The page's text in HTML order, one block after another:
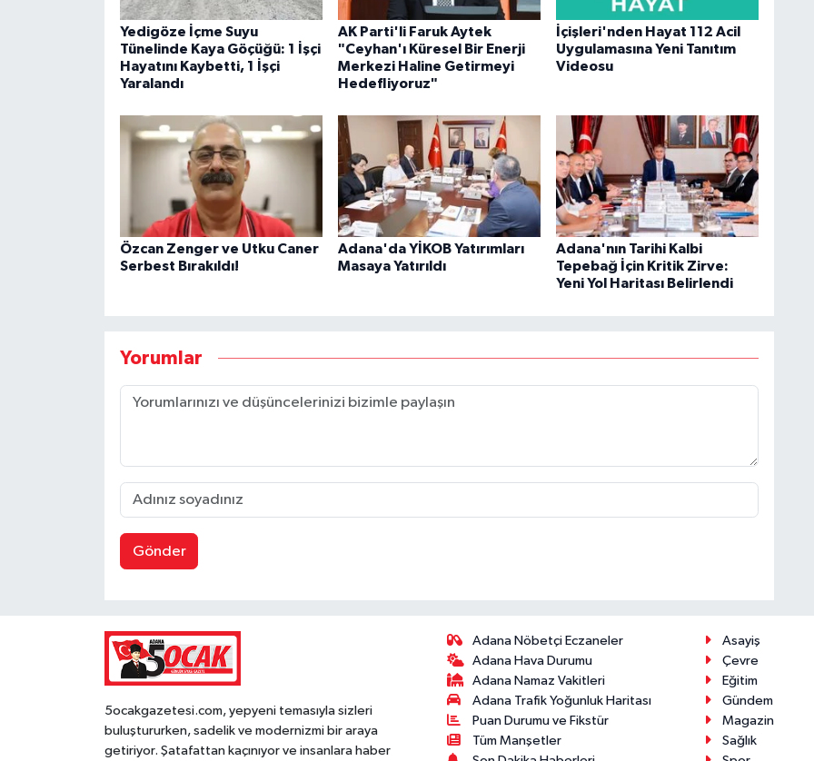
Yedigöze İçme Suyu
Tünelinde Kaya Göçüğü: 1 İşçi
Hayatını Kaybetti, 1 İşçi
Yaralandı
AK Parti'li Faruk Aytek
"Ceyhan'ı Küresel Bir Enerji
Merkezi Haline Getirmeyi
Hedefliyoruz"
İçişleri'nden Hayat 112 Acil
Uygulamasına Yeni Tanıtım
Videosu
Özcan Zenger ve Utku Caner
Serbest Bırakıldı!
Adana'da YİKOB Yatırımları
Masaya Yatırıldı
Adana'nın Tarihi Kalbi
Tepebağ İçin Kritik Zirve:
Yeni Yol Haritası Belirlendi
Yorumlar
Gönder
5ocakgazetesi.com, yepyeni temasıyla sizleri
buluştururken, sadelik ve modernizmi bir araya
getiriyor. Şatafattan kaçınıyor ve insanlara haber
Adana Nöbetçi Eczaneler
Adana Hava Durumu
Adana Namaz Vakitleri
Adana Trafik Yoğunluk Haritası
Puan Durumu ve Fikstür
Tüm Manşetler
Asayiş
Çevre
Eğitim
Gündem
Magazin
Sağlık